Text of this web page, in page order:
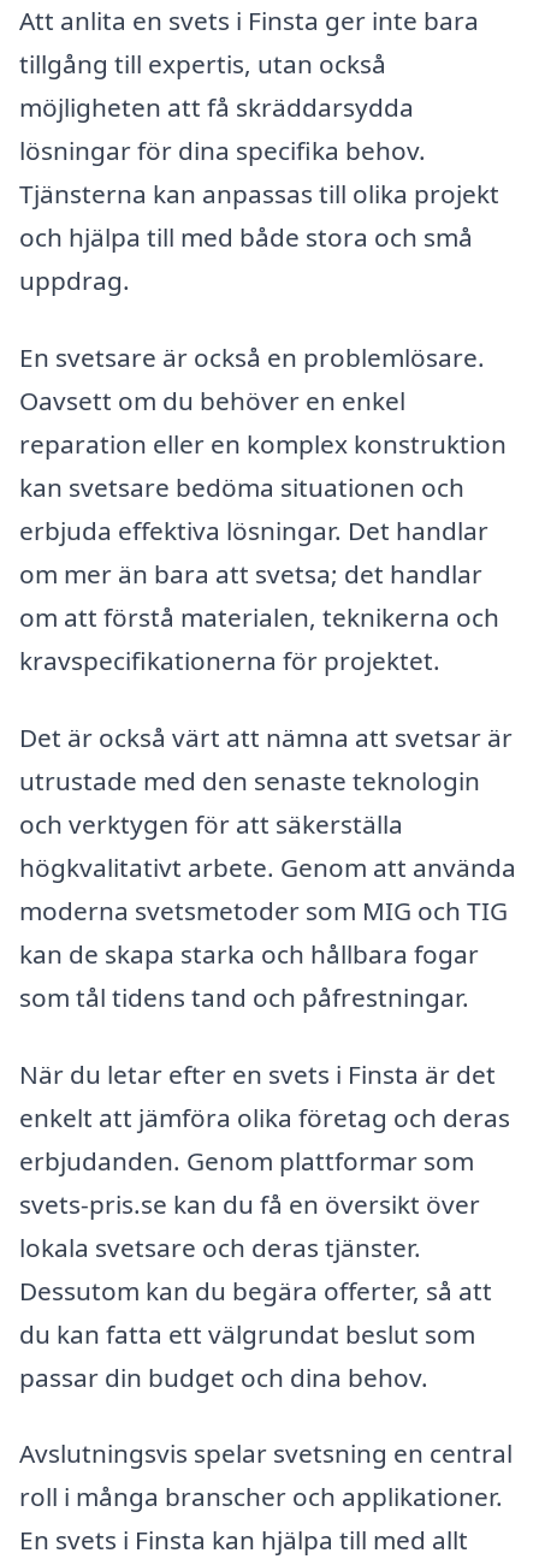
Att anlita en svets i Finsta ger inte bara
tillgång till expertis, utan också
möjligheten att få skräddarsydda
lösningar för dina specifika behov.
Tjänsterna kan anpassas till olika projekt
och hjälpa till med både stora och små
uppdrag.
En svetsare är också en problemlösare.
Oavsett om du behöver en enkel
reparation eller en komplex konstruktion
kan svetsare bedöma situationen och
erbjuda effektiva lösningar. Det handlar
om mer än bara att svetsa; det handlar
om att förstå materialen, teknikerna och
kravspecifikationerna för projektet.
Det är också värt att nämna att svetsar är
utrustade med den senaste teknologin
och verktygen för att säkerställa
högkvalitativt arbete. Genom att använda
moderna svetsmetoder som MIG och TIG
kan de skapa starka och hållbara fogar
som tål tidens tand och påfrestningar.
När du letar efter en svets i Finsta är det
enkelt att jämföra olika företag och deras
erbjudanden. Genom plattformar som
svets-pris.se kan du få en översikt över
lokala svetsare och deras tjänster.
Dessutom kan du begära offerter, så att
du kan fatta ett välgrundat beslut som
passar din budget och dina behov.
Avslutningsvis spelar svetsning en central
roll i många branscher och applikationer.
En svets i Finsta kan hjälpa till med allt